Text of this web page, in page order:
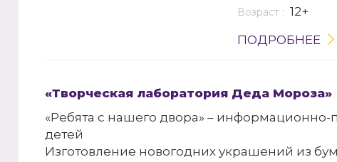
Возраст : 12+
ПОДРОБНЕЕ
«Творческая лаборатория Деда Мороза»
«Ребята с нашего двора» – информационно-
детей
Изготовление новогодних украшений из